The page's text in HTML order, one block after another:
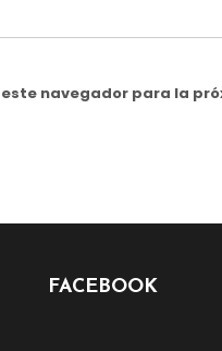
navegador para la
FACEBOOK